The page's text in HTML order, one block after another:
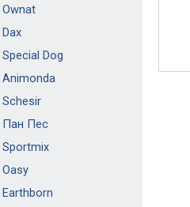
Ownat
Dax
Special Dog
Animonda
Schesir
Пан Пес
Sportmix
Oasy
Earthborn